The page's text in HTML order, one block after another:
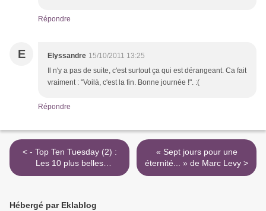
Répondre
E Elyssandre 15/10/2011 13:25
Il n'y a pas de suite, c'est surtout ça qui est dérangeant. Ca fait
vraiment : "Voilà, c'est la fin. Bonne journée !". :(
Répondre
< - Top Ten Tuesday (2) :
Les 10 plus belles
couvertures de livres -
« Sept jours pour une
éternité... » de Marc Levy >
Hébergé par Eklablog